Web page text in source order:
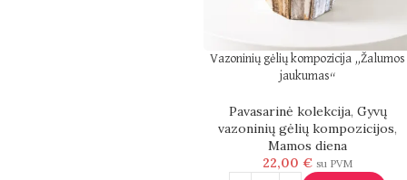
Vazoninių gėlių kompozicija „Žalumos
jaukumas“
Pavasarinė kolekcija, Gyvų
vazoninių gėlių kompozicijos,
Mamos diena
22,00 € su PVM